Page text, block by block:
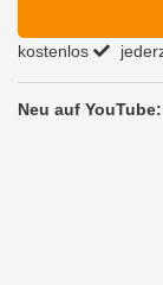
kostenlos
Neu auf